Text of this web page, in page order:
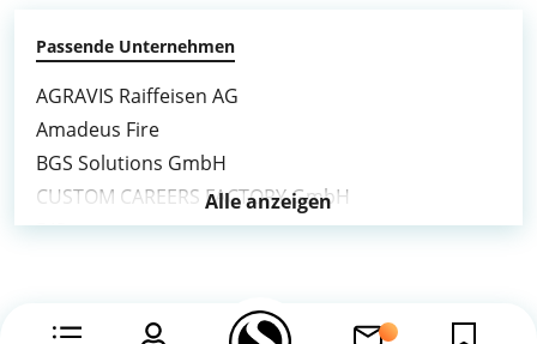
Passende Unternehmen
AGRAVIS Raiffeisen AG
Amadeus Fire
BGS Solutions GmbH
CUSTOM CAREERS FACTORY GmbH
DIS
ETL Gruppe
Alle anzeigen